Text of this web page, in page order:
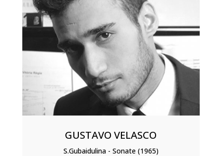
GUSTAVO VELASCO
S.Gubaidulina - Sonate (1965)